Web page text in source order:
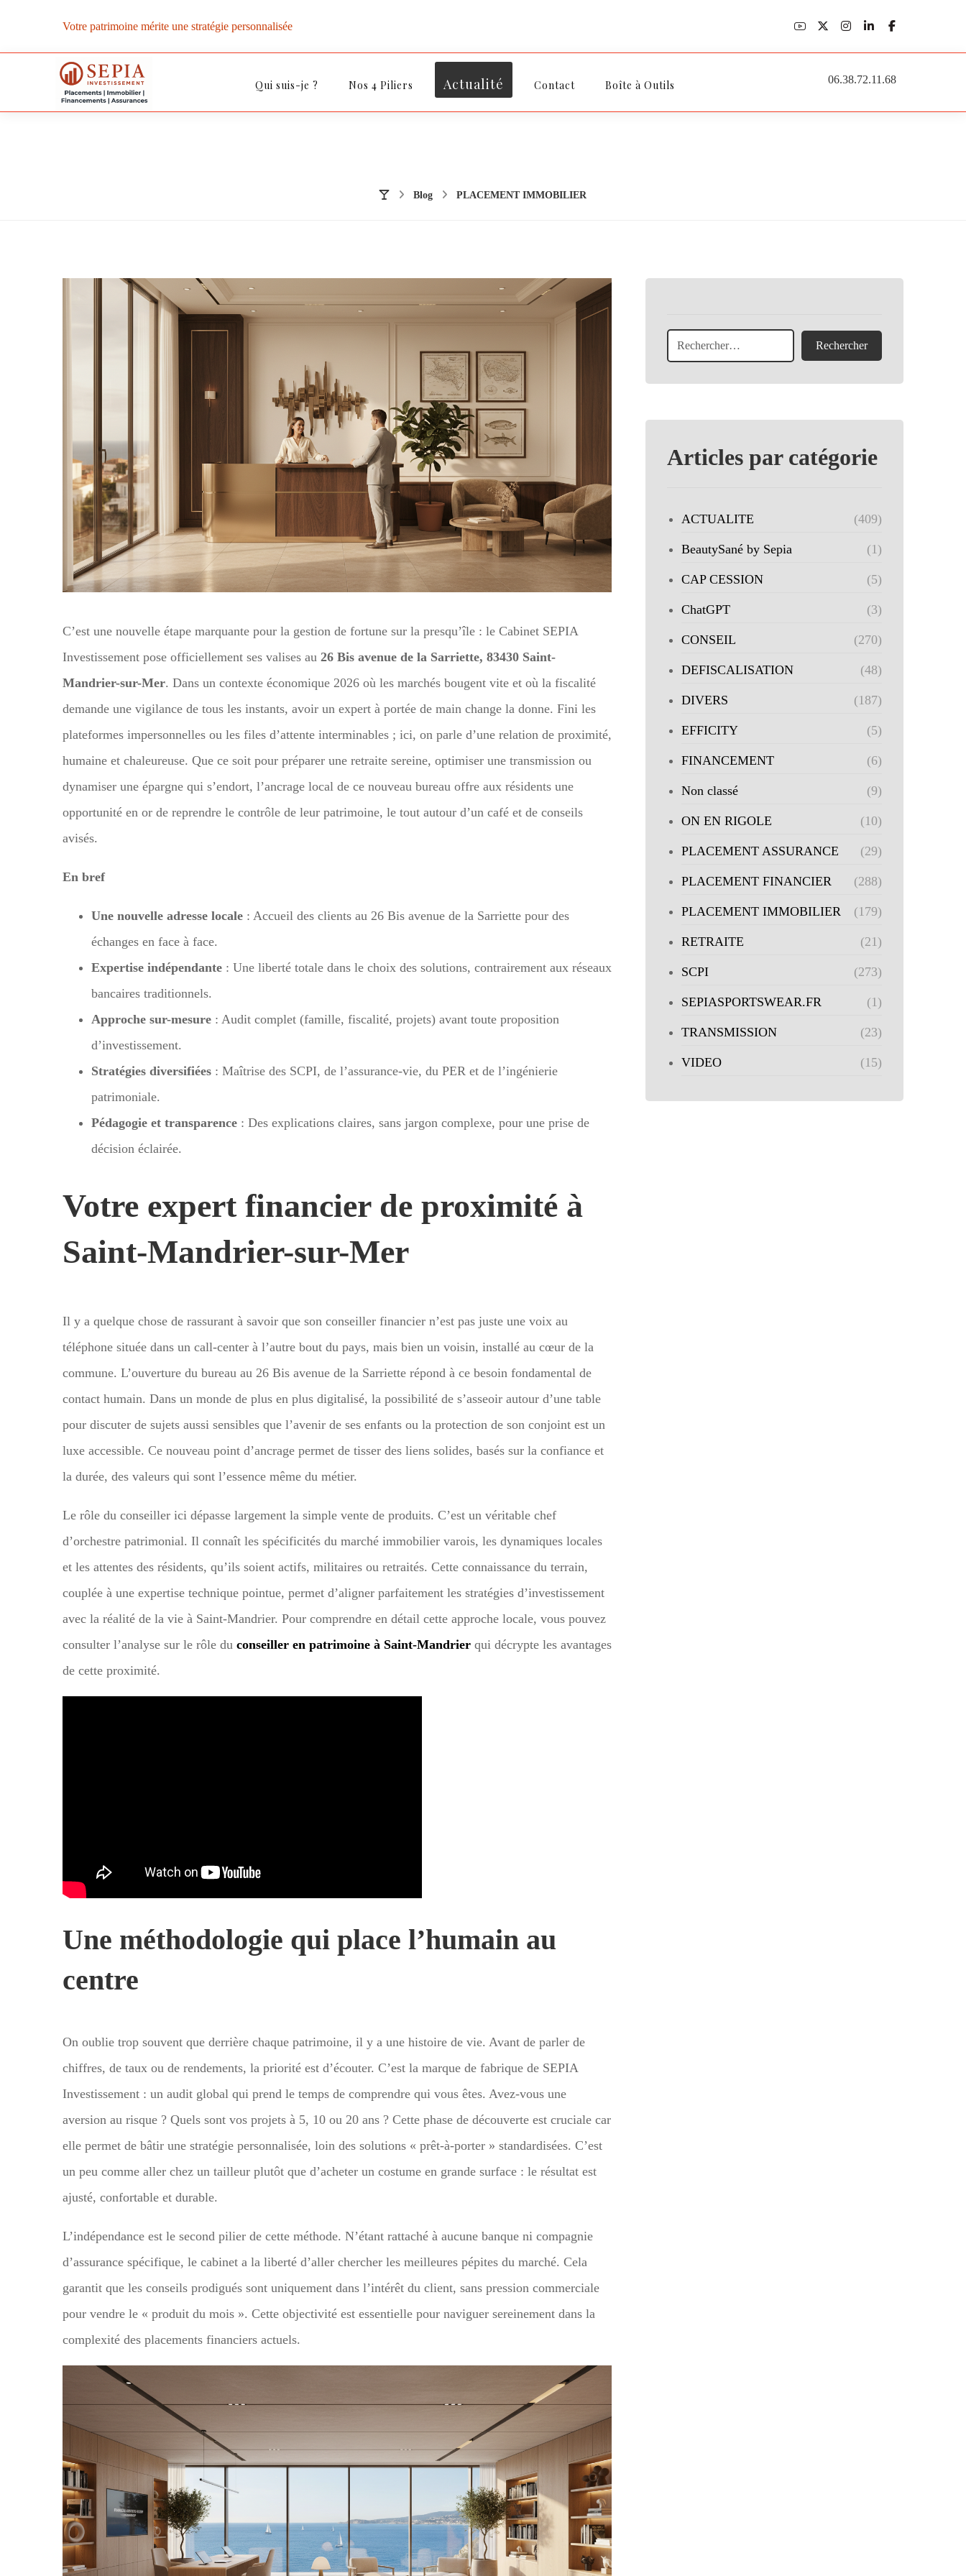
Votre patrimoine mérite une stratégie personnalisée
Qui suis-je ? Nos 4 Piliers Actualité Contact Boîte à Outils 06.38.72.11.68
Blog PLACEMENT IMMOBILIER
C’est une nouvelle étape marquante pour la gestion de fortune sur la presqu’île : le Cabinet SEPIA
Investissement pose officiellement ses valises au 26 Bis avenue de la Sarriette, 83430 Saint-
Mandrier-sur-Mer. Dans un contexte économique 2026 où les marchés bougent vite et où la fiscalité
demande une vigilance de tous les instants, avoir un expert à portée de main change la donne. Fini les
plateformes impersonnelles ou les files d’attente interminables ; ici, on parle d’une relation de proximité,
humaine et chaleureuse. Que ce soit pour préparer une retraite sereine, optimiser une transmission ou
dynamiser une épargne qui s’endort, l’ancrage local de ce nouveau bureau offre aux résidents une
opportunité en or de reprendre le contrôle de leur patrimoine, le tout autour d’un café et de conseils
avisés.
En bref
Une nouvelle adresse locale : Accueil des clients au 26 Bis avenue de la Sarriette pour des
échanges en face à face.
Expertise indépendante : Une liberté totale dans le choix des solutions, contrairement aux réseaux
bancaires traditionnels.
Approche sur-mesure : Audit complet (famille, fiscalité, projets) avant toute proposition
d’investissement.
Stratégies diversifiées : Maîtrise des SCPI, de l’assurance-vie, du PER et de l’ingénierie
patrimoniale.
Pédagogie et transparence : Des explications claires, sans jargon complexe, pour une prise de
décision éclairée.
Votre expert financier de proximité à
Saint-Mandrier-sur-Mer
Il y a quelque chose de rassurant à savoir que son conseiller financier n’est pas juste une voix au
téléphone située dans un call-center à l’autre bout du pays, mais bien un voisin, installé au cœur de la
commune. L’ouverture du bureau au 26 Bis avenue de la Sarriette répond à ce besoin fondamental de
contact humain. Dans un monde de plus en plus digitalisé, la possibilité de s’asseoir autour d’une table
pour discuter de sujets aussi sensibles que l’avenir de ses enfants ou la protection de son conjoint est un
luxe accessible. Ce nouveau point d’ancrage permet de tisser des liens solides, basés sur la confiance et
la durée, des valeurs qui sont l’essence même du métier.
Le rôle du conseiller ici dépasse largement la simple vente de produits. C’est un véritable chef
d’orchestre patrimonial. Il connaît les spécificités du marché immobilier varois, les dynamiques locales
et les attentes des résidents, qu’ils soient actifs, militaires ou retraités. Cette connaissance du terrain,
couplée à une expertise technique pointue, permet d’aligner parfaitement les stratégies d’investissement
avec la réalité de la vie à Saint-Mandrier. Pour comprendre en détail cette approche locale, vous pouvez
consulter l’analyse sur le rôle du conseiller en patrimoine à Saint-Mandrier qui décrypte les avantages
de cette proximité.
Une méthodologie qui place l’humain au
centre
On oublie trop souvent que derrière chaque patrimoine, il y a une histoire de vie. Avant de parler de
chiffres, de taux ou de rendements, la priorité est d’écouter. C’est la marque de fabrique de SEPIA
Investissement : un audit global qui prend le temps de comprendre qui vous êtes. Avez-vous une
aversion au risque ? Quels sont vos projets à 5, 10 ou 20 ans ? Cette phase de découverte est cruciale car
elle permet de bâtir une stratégie personnalisée, loin des solutions « prêt-à-porter » standardisées. C’est
un peu comme aller chez un tailleur plutôt que d’acheter un costume en grande surface : le résultat est
ajusté, confortable et durable.
L’indépendance est le second pilier de cette méthode. N’étant rattaché à aucune banque ni compagnie
d’assurance spécifique, le cabinet a la liberté d’aller chercher les meilleures pépites du marché. Cela
garantit que les conseils prodigués sont uniquement dans l’intérêt du client, sans pression commerciale
pour vendre le « produit du mois ». Cette objectivité est essentielle pour naviguer sereinement dans la
complexité des placements financiers actuels.
Articles par catégorie
ACTUALITE (409)
BeautySané by Sepia (1)
CAP CESSION (5)
ChatGPT (3)
CONSEIL (270)
DEFISCALISATION (48)
DIVERS (187)
EFFICITY (5)
FINANCEMENT (6)
Non classé (9)
ON EN RIGOLE (10)
PLACEMENT ASSURANCE (29)
PLACEMENT FINANCIER (288)
PLACEMENT IMMOBILIER (179)
RETRAITE (21)
SCPI (273)
SEPIASPORTSWEAR.FR (1)
TRANSMISSION (23)
VIDEO (15)